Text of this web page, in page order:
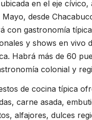
en el eje cívico,
Mayo, desde
con gastronomía
y shows en vivo
Habrá más de 60
colonial y
de cocina típica
carne asada,
alfajores, dulces